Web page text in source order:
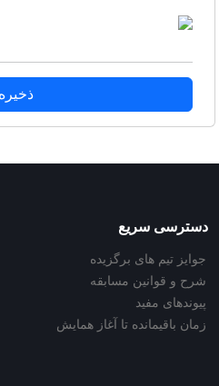
ذخیره
دسترسی سریع
جوایز تیم های برگزیده
شرح و قوانین مسابقه
پیوندهای مفید
زمان باقیمانده تا آغاز همایش